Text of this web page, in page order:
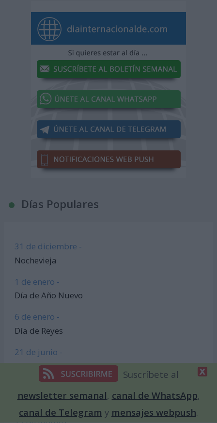
Días Populares
31 de diciembre -
Nochevieja
1 de enero -
Día de Año Nuevo
6 de enero -
Día de Reyes
21 de junio -
Día Internacional de la Celebración del Solsticio
Año Nuevo Chino
Suscríbete al
newsletter semanal, canal de WhatsApp,
canal de Telegram y mensajes webpush.